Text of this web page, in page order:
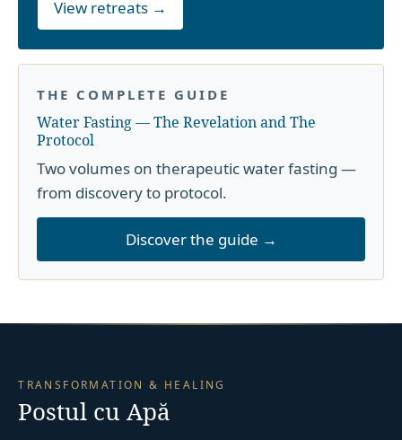
View retreats →
THE COMPLETE GUIDE
Water Fasting — The Revelation and The
Protocol
Two volumes on therapeutic water fasting —
from discovery to protocol.
Discover the guide →
TRANSFORMATION & HEALING
Postul cu Apă